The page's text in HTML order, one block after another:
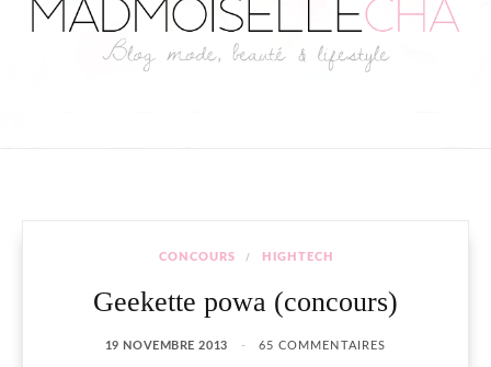
CONCOURS HIGHTECH
Geekette powa (concours)
19 NOVEMBRE 2013 65 COMMENTAIRES